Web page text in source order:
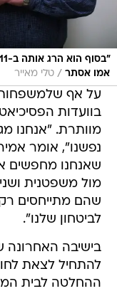
אמו אסתר / טלי מאייר
על אף שלמשפחות
בוועדות
מוותרת. "אנחנו
נפשנו", אומר אמיר
שאנחנו מחפשים
מול משפטנית
שהם מתייחסים
לביטחון שלנו".
בישיבה האחרונה
להתחיל לצאת
ההחלטה לבית